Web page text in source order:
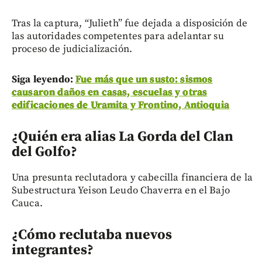
Tras la captura, “Julieth” fue dejada a disposición de
las autoridades competentes para adelantar su
proceso de judicialización.
Siga leyendo:Fue más que un susto: sismos
causaron daños en casas, escuelas y otras
edificaciones de Uramita y Frontino, Antioquia
¿Quién era alias La Gorda del Clan
del Golfo?
Una presunta reclutadora y cabecilla financiera de la
Subestructura Yeison Leudo Chaverra en el Bajo
Cauca.
¿Cómo reclutaba nuevos
integrantes?